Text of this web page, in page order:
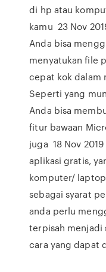
di hp atau
kamu 23 Nov
Anda bisa
menyatukan file
cepat kok dalam
Seperti yang
Anda bisa
fitur bawaan
juga 18 Nov
aplikasi gratis,
komputer/
sebagai syarat
anda perlu
terpisah menjadi
cara yang dapat